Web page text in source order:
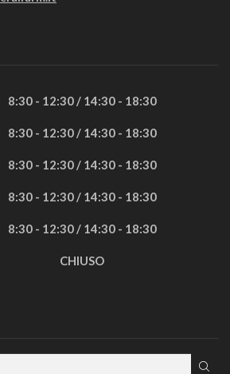
8:30 - 12:30 / 14:30 - 18:30
8:30 - 12:30 / 14:30 - 18:30
8:30 - 12:30 / 14:30 - 18:30
8:30 - 12:30 / 14:30 - 18:30
8:30 - 12:30 / 14:30 - 18:30
CHIUSO